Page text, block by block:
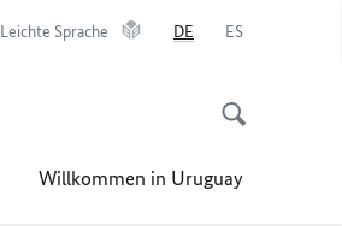
Leichte Sprache DE ES
Willkommen in Uruguay